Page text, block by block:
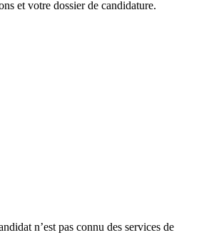
et votre dossier de candidature.
n’est pas connu des services de